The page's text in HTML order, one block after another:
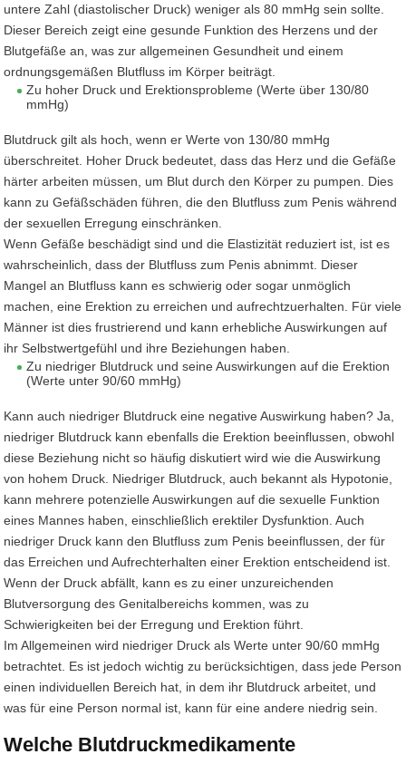
untere Zahl (diastolischer Druck) weniger als 80 mmHg sein sollte.
Dieser Bereich zeigt eine gesunde Funktion des Herzens und der
Blutgefäße an, was zur allgemeinen Gesundheit und einem
ordnungsgemäßen Blutfluss im Körper beiträgt.
Zu hoher Druck und Erektionsprobleme (Werte über 130/80
mmHg)
Blutdruck gilt als hoch, wenn er Werte von 130/80 mmHg
überschreitet. Hoher Druck bedeutet, dass das Herz und die Gefäße
härter arbeiten müssen, um Blut durch den Körper zu pumpen. Dies
kann zu Gefäßschäden führen, die den Blutfluss zum Penis während
der sexuellen Erregung einschränken.
Wenn Gefäße beschädigt sind und die Elastizität reduziert ist, ist es
wahrscheinlich, dass der Blutfluss zum Penis abnimmt. Dieser
Mangel an Blutfluss kann es schwierig oder sogar unmöglich
machen, eine Erektion zu erreichen und aufrechtzuerhalten. Für viele
Männer ist dies frustrierend und kann erhebliche Auswirkungen auf
ihr Selbstwertgefühl und ihre Beziehungen haben.
Zu niedriger Blutdruck und seine Auswirkungen auf die Erektion
(Werte unter 90/60 mmHg)
Kann auch niedriger Blutdruck eine negative Auswirkung haben? Ja,
niedriger Blutdruck kann ebenfalls die Erektion beeinflussen, obwohl
diese Beziehung nicht so häufig diskutiert wird wie die Auswirkung
von hohem Druck. Niedriger Blutdruck, auch bekannt als Hypotonie,
kann mehrere potenzielle Auswirkungen auf die sexuelle Funktion
eines Mannes haben, einschließlich erektiler Dysfunktion. Auch
niedriger Druck kann den Blutfluss zum Penis beeinflussen, der für
das Erreichen und Aufrechterhalten einer Erektion entscheidend ist.
Wenn der Druck abfällt, kann es zu einer unzureichenden
Blutversorgung des Genitalbereichs kommen, was zu
Schwierigkeiten bei der Erregung und Erektion führt.
Im Allgemeinen wird niedriger Druck als Werte unter 90/60 mmHg
betrachtet. Es ist jedoch wichtig zu berücksichtigen, dass jede Person
einen individuellen Bereich hat, in dem ihr Blutdruck arbeitet, und
was für eine Person normal ist, kann für eine andere niedrig sein.
Welche Blutdruckmedikamente